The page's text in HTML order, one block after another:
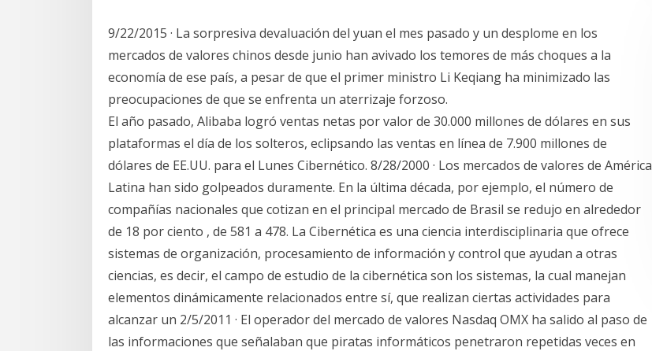
9/22/2015 · La sorpresiva devaluación del yuan el mes pasado y un desplome en los
mercados de valores chinos desde junio han avivado los temores de más choques a la
economía de ese país, a pesar de que el primer ministro Li Keqiang ha minimizado las
preocupaciones de que se enfrenta un aterrizaje forzoso.
El año pasado, Alibaba logró ventas netas por valor de 30.000 millones de dólares en sus
plataformas el día de los solteros, eclipsando las ventas en línea de 7.900 millones de
dólares de EE.UU. para el Lunes Cibernético. 8/28/2000 · Los mercados de valores de América
Latina han sido golpeados duramente. En la última década, por ejemplo, el número de
compañías nacionales que cotizan en el principal mercado de Brasil se redujo en alrededor
de 18 por ciento , de 581 a 478. La Cibernética es una ciencia interdisciplinaria que ofrece
sistemas de organización, procesamiento de información y control que ayudan a otras
ciencias, es decir, el campo de estudio de la cibernética son los sistemas, la cual manejan
elementos dinámicamente relacionados entre sí, que realizan ciertas actividades para
alcanzar un 2/5/2011 · El operador del mercado de valores Nasdaq OMX ha salido al paso de
las informaciones que señalaban que piratas informáticos penetraron repetidas veces en